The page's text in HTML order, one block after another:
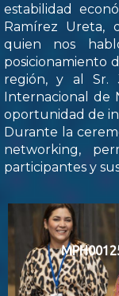
estabilidad
Ramírez Ureta,
quien nos
posicionamiento
región, y al Sr.
Internacional de
oportunidad de
Durante la
networking,
participantes y